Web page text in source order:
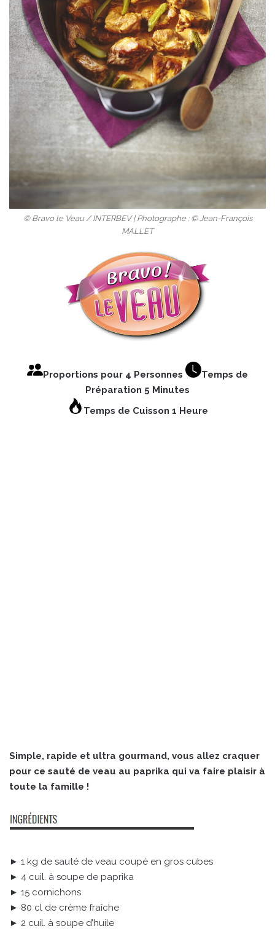
© Bravo le Veau / INTERBEV | Photographe : © Jean-François
MALLET
Proportions pour 4 Personnes
Temps de
Préparation 5 Minutes
Temps de Cuisson 1 Heure
Simple, rapide et ultra gourmand, vous allez craquer
pour ce sauté de veau au paprika qui va faire plaisir à
toute la famille !
► 1 kg de sauté de veau coupé en gros cubes
► 4 cuil. à soupe de paprika
► 15 cornichons
► 80 cl de crème fraîche
► 2 cuil. à soupe d’huile